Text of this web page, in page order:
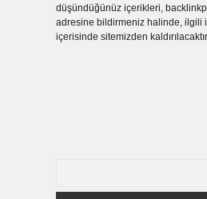
düşündüğünüz içerikleri,
adresine bildirmeniz halinde, ilgili
içerisinde sitemizden